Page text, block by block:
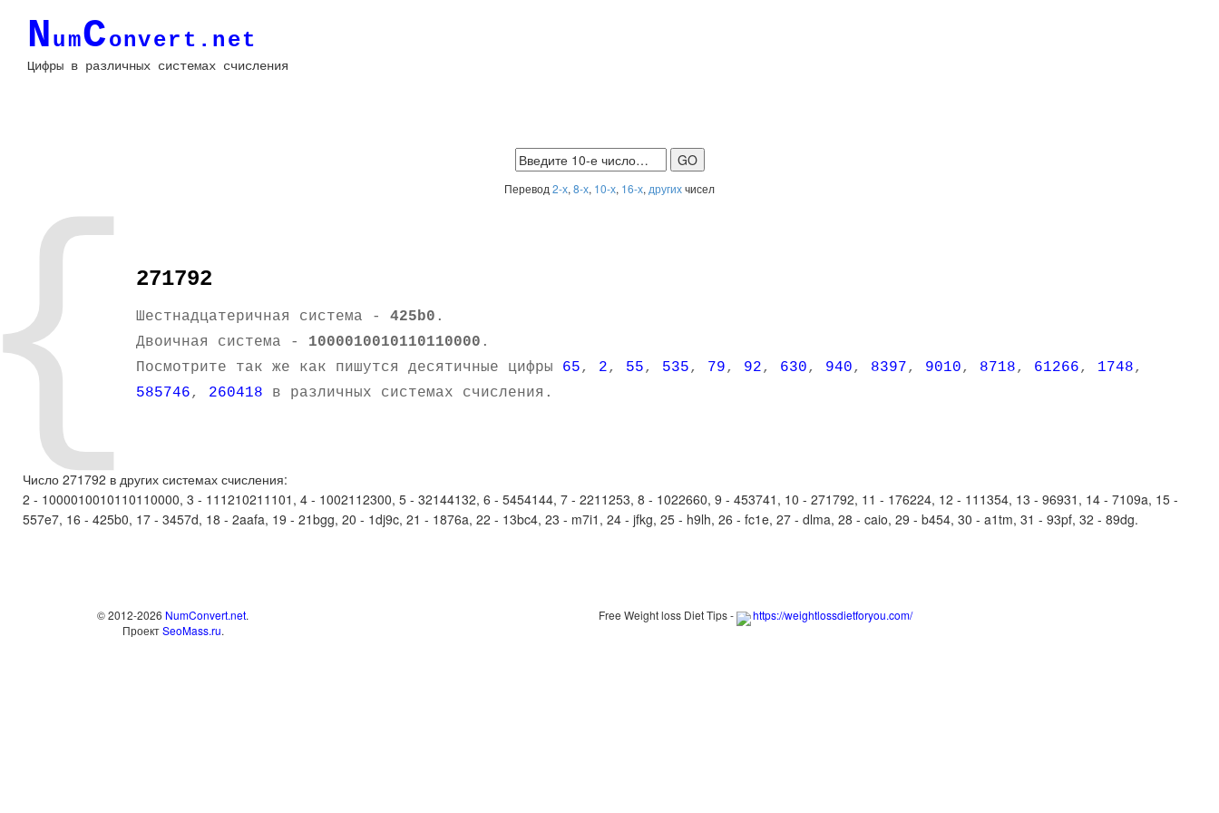
NumConvert.net
Цифры в различных системах счисления
Перевод 2-х, 8-х, 10-х, 16-х, другихчисел
271792
Шестнадцатеричная система - 425b0 .
Двоичная система - 1000010010110110000 .
Посмотрите так же как пишутся десятичные цифры 65, 2, 55, 535, 79, 92, 630, 940, 8397, 9010, 8718, 61266, 1748,
585746, 260418 в различных системах счисления.
Число 271792 в других системах счисления:
2 - 1000010010110110000, 3 - 111210211101, 4 - 1002112300, 5 - 32144132, 6 - 5454144, 7 - 2211253, 8 - 1022660, 9 - 453741, 10 - 271792, 11 - 176224, 12 - 111354, 13 - 96931, 14 - 7109a, 15 -
557e7, 16 - 425b0, 17 - 3457d, 18 - 2aafa, 19 - 21bgg, 20 - 1dj9c, 21 - 1876a, 22 - 13bc4, 23 - m7i1, 24 - jfkg, 25 - h9lh, 26 - fc1e, 27 - dlma, 28 - caio, 29 - b454, 30 - a1tm, 31 - 93pf, 32 - 89dg.
© 2012-2026 NumConvert.net.
ПроектSeoMass.ru.
Free Weight loss Diet Tips - https://weightlossdietforyou.com/